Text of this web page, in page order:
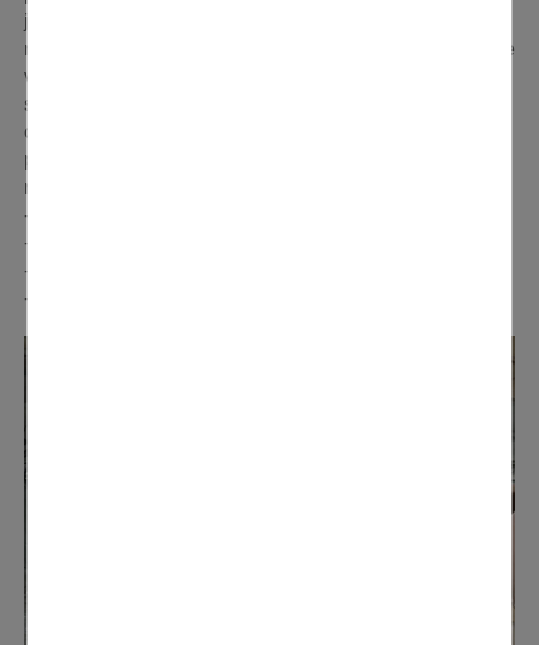
jouent le rôle de lieu de collecte. L'objectif est de
récupérer l'argent contenu dans les radios, qui est ensuite
vendu afin de récolter des fonds au profit des œuvres
sociales du Lions Club. Au total, le Lions a déjà réussi à
collecter l'équivalent d'un carton et demi d'1m3. Vous
pouvez toujours déposer jusqu’au 30 juin vos
radiographies aux endroits suivants :
- la pharmacie des longues raies à Domont
- la clinique Ramsay à Domont
- la pharmacie du centre à Ézanville
- Gamm Vert à Villaines-sous-Boi